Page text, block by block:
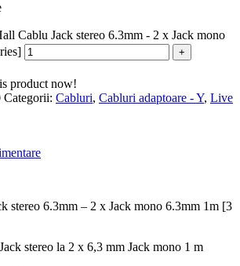
Cablu Jack stereo 6.3mm - 2 x Jack mono
product now!
Categorii: Cabluri, Cabluri adaptoare - Y, Live
stereo 6.3mm – 2 x Jack mono 6.3mm 1m [3
stereo la 2 x 6,3 mm Jack mono 1 m